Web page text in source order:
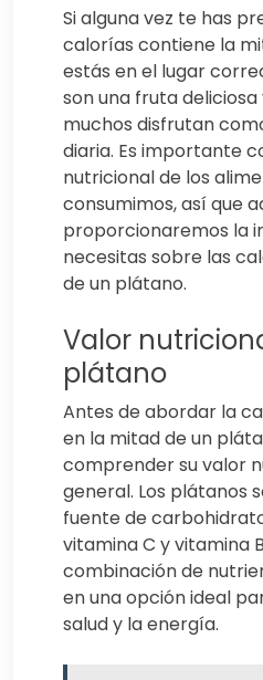
Si alguna vez te has
calorías contiene la
estás en el lugar
son una fruta
muchos disfrutan
diaria. Es importante
nutricional de los
consumimos, así que
proporcionaremos la
necesitas sobre las
de un plátano.
Valor
plátano
Antes de abordar la
en la mitad de un
comprender su valor
general. Los plátanos
fuente de
vitamina C y vitamina
combinación de
en una opción ideal
salud y la energía.